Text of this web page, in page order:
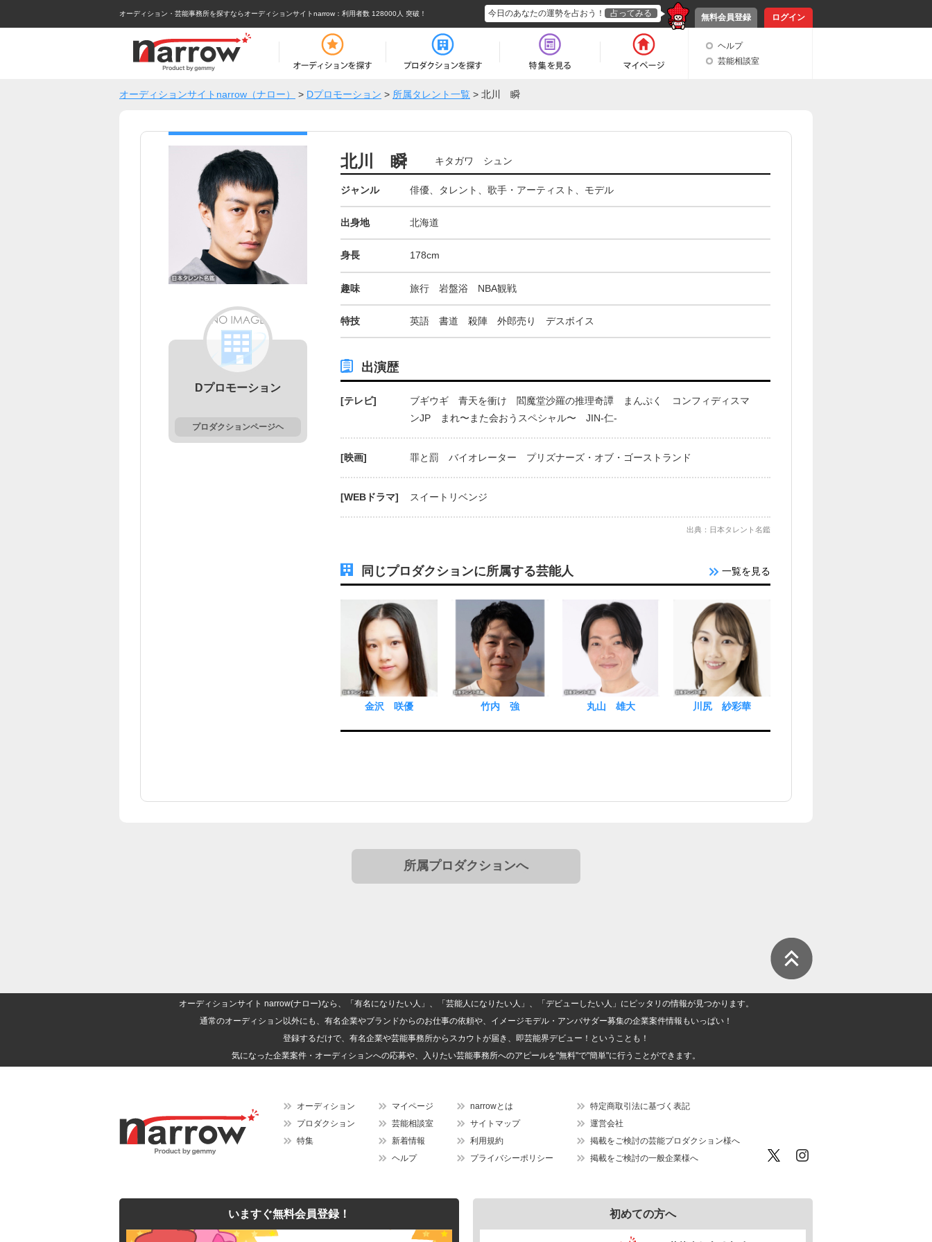
オーディション・芸能事務所を探すならオーディションサイトnarrow ：利用者数 128000人 突破！ 無料会員登録 ログイン
今日のあなたの運勢を占おう！ 占ってみる
ヘルプ
芸能相談室
オーディションサイトnarrow（ナロー） > Dプロモーション > 所属タレント一覧 > 北川 瞬
Dプロモーション
プロダクションページヘ
北川 瞬 キタガワ シュン
ジャンル 俳優、タレント、歌手・アーティスト、モデル
出身地 北海道
身長 178cm
趣味 旅行 岩盤浴 NBA観戦
特技 英語 書道 殺陣 外郎売り デスボイス
出演歴
[テレビ]
ブギウギ 青天を衝け 閻魔堂沙羅の推理奇譚 まんぷく コンフィディスマ
ンJP まれ〜また会おうスペシャル〜 JIN-仁-
[映画] 罪と罰 バイオレーター プリズナーズ・オブ・ゴーストランド
[WEBドラマ] スイートリベンジ
出典：日本タレント名鑑
同じプロダクションに所属する芸能人 一覧を見る
金沢 咲優 竹内 強 丸山 雄大 川尻 紗彩華
所属プロダクションへ
オーディションサイト narrow(ナロー)なら、「有名になりたい人」、「芸能人になりたい人」、「デビューしたい人」にピッタリの情報が見つかります。
通常のオーディション以外にも、有名企業やブランドからのお仕事の依頼や、イメージモデル・アンバサダー募集の企業案件情報もいっぱい！
登録するだけで、有名企業や芸能事務所からスカウトが届き、即芸能界デビュー！ということも！
気になった企業案件・オーディションへの応募や、入りたい芸能事務所へのアピールを"無料"で"簡単"に行うことができます。
オーディション
プロダクション
特集
マイページ
芸能相談室
新着情報
ヘルプ
narrowとは
サイトマップ
利用規約
プライバシーポリシー
特定商取引法に基づく表記
運営会社
掲載をご検討の芸能プロダクション様へ
掲載をご検討の一般企業様へ
いますぐ無料会員登録！ 初めての方へ